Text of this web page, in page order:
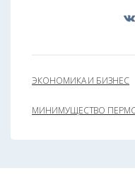
ЭКОНОМИКА И БИЗНЕС
МИНИМУЩЕСТВО